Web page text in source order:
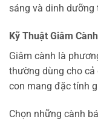
sáng và dinh dưỡng
Kỹ Thuật Giâm
Giâm cành là
thường dùng cho
con mang đặc tính
Chọn những cành